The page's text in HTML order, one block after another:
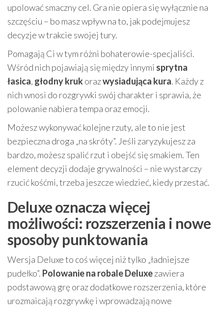
upolować smaczny cel. Gra nie opiera się wyłącznie na
szczęściu – bo masz wpływ na to, jak podejmujesz
decyzje w trakcie swojej tury.
Pomagają Ci w tym różni bohaterowie-specjaliści.
Wśród nich pojawiają się między innymi sprytna
łasica, głodny krukorazwysiadująca kura. Każdy z
nich wnosi do rozgrywki swój charakter i sprawia, że
polowanie nabiera tempa oraz emocji.
Możesz wykonywać kolejne rzuty, ale to nie jest
bezpieczna droga „na skróty”. Jeśli zaryzykujesz za
bardzo, możesz spalić rzut i obejść się smakiem. Ten
element decyzji dodaje grywalności – nie wystarczy
rzucić kośćmi, trzeba jeszcze wiedzieć, kiedy przestać.
Deluxe oznacza więcej
możliwości: rozszerzenia i nowe
sposoby punktowania
Wersja Deluxe to coś więcej niż tylko „ładniejsze
pudełko”. Polowanie na robale Deluxezawiera
podstawową grę oraz dodatkowe rozszerzenia, które
urozmaicają rozgrywkę i wprowadzają nowe